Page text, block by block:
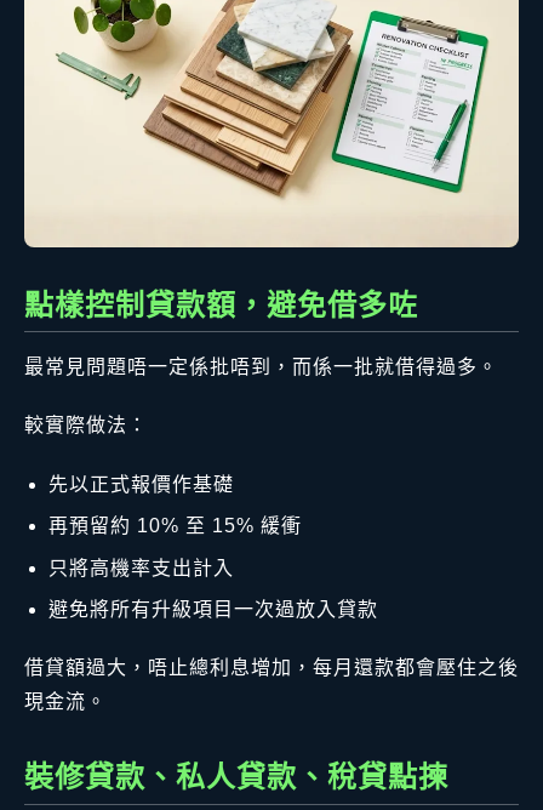
點樣控制貸款額，避免借多咗
最常見問題唔一定係批唔到，而係一批就借得過多。
較實際做法：
先以正式報價作基礎
再預留約 10% 至 15% 緩衝
只將高機率支出計入
避免將所有升級項目一次過放入貸款
借貸額過大，唔止總利息增加，每月還款都會壓住之後
現金流。
裝修貸款、私人貸款、稅貸點揀